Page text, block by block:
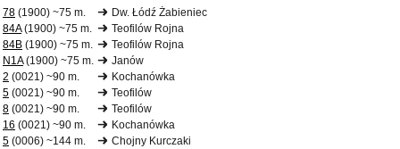
78 (1900) ~75 m.
Dw. Łódź Żabieniec
84A(1900) ~75 m.
Teofilów Rojna
84B (1900) ~75 m.
Teofilów Rojna
N1A(1900) ~75 m.
Janów
2 (0021) ~90 m.
Kochanówka
5 (0021) ~90 m.
Teofilów
8 (0021) ~90 m.
Teofilów
16 (0021) ~90 m.
Kochanówka
5 (0006) ~144 m. Chojny Kurczaki